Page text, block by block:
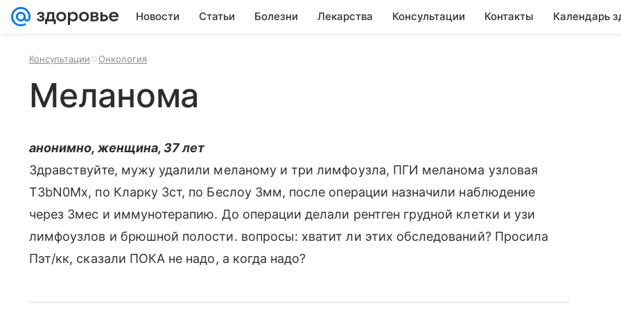
Новости Статьи Болезни Лекарства Консультации Контакты Календарь
Консультации Онкология
Меланома
анонимно, женщина, 37 лет
Здравствуйте, мужу удалили меланому и три лимфоузла, ПГИ меланома узловая
T3bN0Mx, по Кларку 3ст, по Беслоу 3мм, после операции назначили наблюдение
через 3мес и иммунотерапию. До операции делали рентген грудной клетки и узи
лимфоузлов и брюшной полости. вопросы: хватит ли этих обследований? Просила
Пэт/кк, сказали ПОКА не надо, а когда надо?